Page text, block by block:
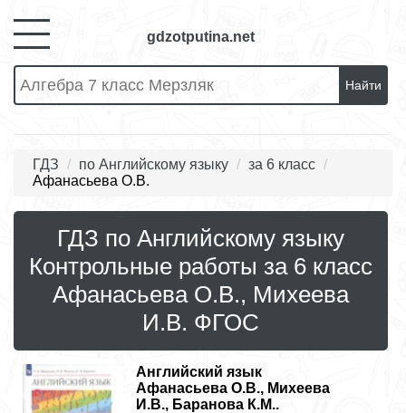
gdzotputina.net
Найти
ГДЗ по Английскому языку
за 6 класс
Афанасьева О.В.
ГДЗ по Английскому языку
Контрольные работы за 6 класс
Афанасьева О.В., Михеева
И.В. ФГОС
Английский язык
Афанасьева О.В., Михеева
И.В., Баранова К.М..